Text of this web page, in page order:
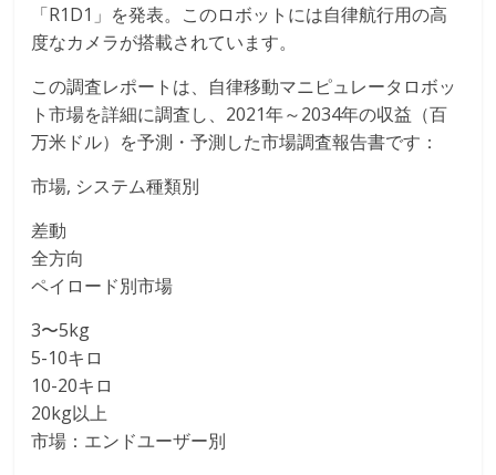
「R1D1」を発表。このロボットには自律航行用の高
度なカメラが搭載されています。
この調査レポートは、自律移動マニピュレータロボッ
ト市場を詳細に調査し、2021年～2034年の収益（百
万米ドル）を予測・予測した市場調査報告書です：
市場, システム種類別
差動
全方向
ペイロード別市場
3〜5kg
5-10キロ
10-20キロ
20kg以上
市場：エンドユーザー別